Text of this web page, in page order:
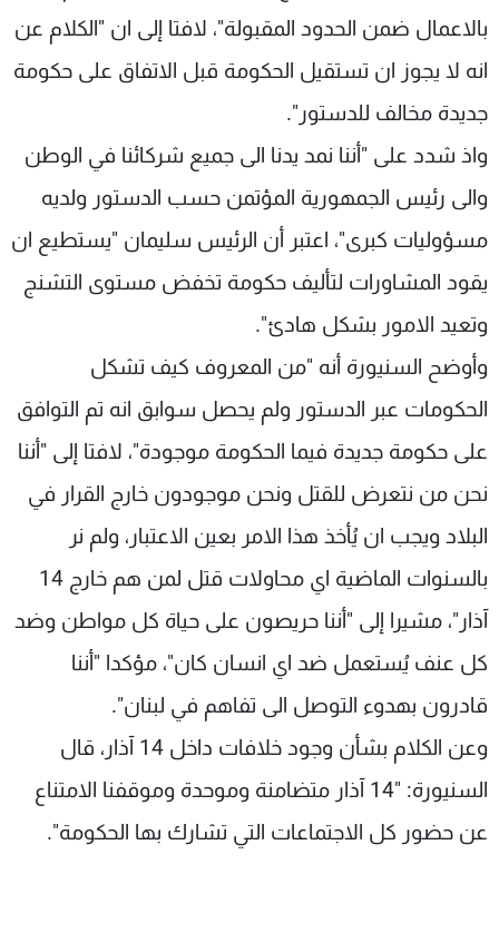
بالاعمال ضمن الحدود المقبولة"، لافتا إلى ان "الكلام عن
انه لا يجوز ان تستقيل الحكومة قبل الاتفاق على حكومة
جديدة مخالف للدستور".
واذ شدد على "أننا نمد يدنا الى جميع شركائنا في الوطن
والى رئيس الجمهورية المؤتمن حسب الدستور ولديه
مسؤوليات كبرى"، اعتبر أن الرئيس سليمان "يستطيع ان
يقود المشاورات لتأليف حكومة تخفض مستوى التشنج
وتعيد الامور بشكل هادئ".
وأوضح السنيورة أنه "من المعروف كيف تشكل
الحكومات عبر الدستور ولم يحصل سوابق انه تم التوافق
على حكومة جديدة فيما الحكومة موجودة"، لافتا إلى "أننا
نحن من نتعرض للقتل ونحن موجودون خارج القرار في
البلاد ويجب ان يُأخذ هذا الامر بعين الاعتبار، ولم نر
بالسنوات الماضية اي محاولات قتل لمن هم خارج 14
آذار"، مشيرا إلى "أننا حريصون على حياة كل مواطن وضد
كل عنف يُستعمل ضد اي انسان كان"، مؤكدا "أننا
قادرون بهدوء التوصل الى تفاهم في لبنان".
وعن الكلام بشأن وجود خلافات داخل 14 آذار، قال
السنيورة: "14 آذار متضامنة وموحدة وموقفنا الامتناع
عن حضور كل الاجتماعات التي تشارك بها الحكومة".